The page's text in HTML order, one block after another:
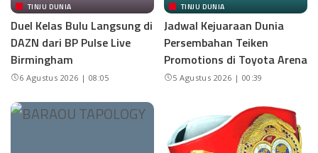
TINJU DUNIA
Duel Kelas Bulu Langsung di
DAZN dari BP Pulse Live
Birmingham
6 Agustus 2026 | 08:05
TINJU DUNIA
Jadwal Kejuaraan Dunia
Persembahan Teiken
Promotions di Toyota Arena
5 Agustus 2026 | 00:39